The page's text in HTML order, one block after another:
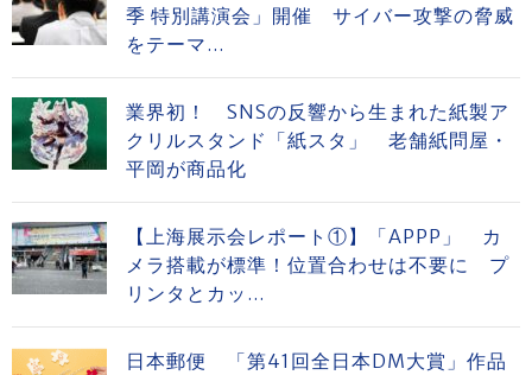
季 特別講演会」開催 サイバー攻撃の脅威
をテーマ...
業界初！ SNSの反響から生まれた紙製ア
クリルスタンド「紙スタ」 老舗紙問屋・
平岡が商品化
【上海展示会レポート①】「APPP」 カ
メラ搭載が標準！位置合わせは不要に プ
リンタとカッ...
日本郵便 「第41回全日本DM大賞」作品